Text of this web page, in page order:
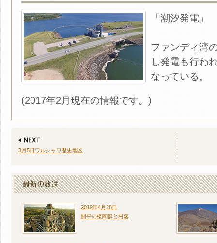
「潮汐発電」
ファンディ湾
し発電も行わ
なっている。
(2017年2月現在の情報です。)
3月5日ワルシャワ歴史地区
2019年4月28日
開平の楼閣群と村落